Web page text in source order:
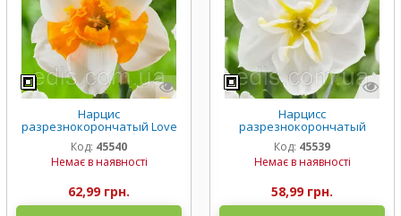
Нарцис
разрезнокорончатый Love
Call (Лав Колл) 2 цибулинки
12/14
Код: 45540
Немає в наявності
62,99 грн.
Нарцисс
разрезнокорончатый
Lemon Strike (Лемон Страйк)
2 шт./уп.
Код: 45539
Немає в наявності
58,99 грн.